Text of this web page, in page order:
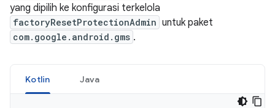
yang dipilih ke konfigurasi terkelola
factoryResetProtectionAdmin untuk paket
com.google.android.gms .
Kotlin Java